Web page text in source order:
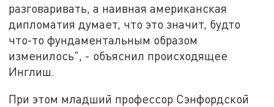
разговаривать, а наивная американская
дипломатия думает, что это значит, будто
что-то фундаментальным образом
изменилось", - объяснил происходящее
Инглиш.
При этом младший профессор Сэнфордской